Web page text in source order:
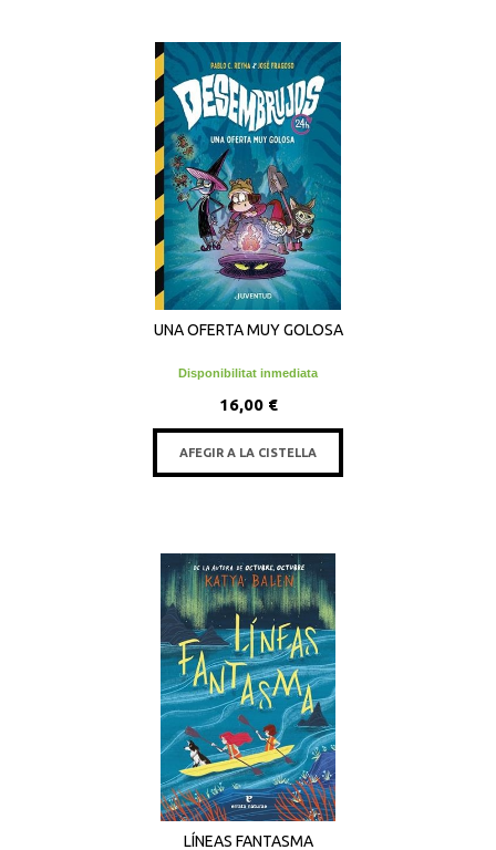
UNA OFERTA MUY GOLOSA
Disponibilitat inmediata
16,00 €
AFEGIR A LA CISTELLA
LÍNEAS FANTASMA